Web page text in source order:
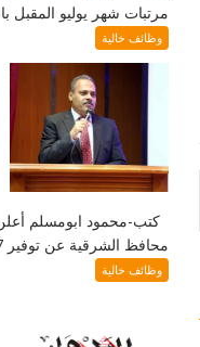
مرتبات شهر يوليو المقبل
وظائف خالية
كتب-محمود ابومسلم
محافظ الشرقية عن توفير 1837 فرصه عمل داخل 20...
وظائف خالية